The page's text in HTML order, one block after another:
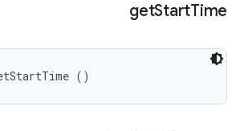
getStartTime
()